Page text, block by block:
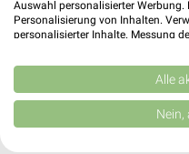
Jetzt
Kostenlos im
Auswahl personalisierter
Personalisierung von Inhalten.
personalisierter Inhalte. Messung
Kombinationen von Daten aus
Verbesserung der Angebote.
von Inhalten.
Daten können außerhalb der
USA gesendet werden.
Alle
Nein,